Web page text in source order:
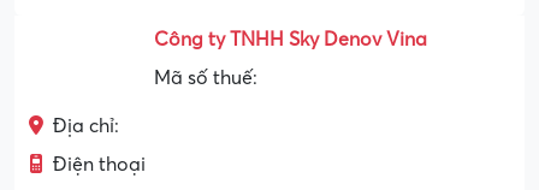
Công ty TNHH Sky Denov Vina
Mã số thuế:
Địa chỉ:
Điện thoại